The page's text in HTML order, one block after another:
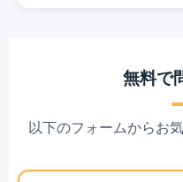
無料で
以下のフォームからお